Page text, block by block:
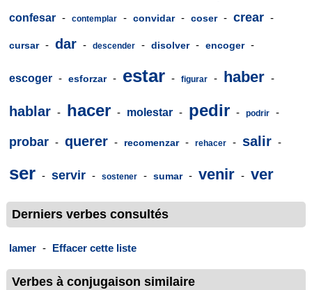
confesar - contemplar - convidar - coser - crear -
cursar - dar - descender - disolver - encoger -
escoger - esforzar - estar - figurar - haber -
hablar - hacer - molestar - pedir - podrir -
probar - querer - recomenzar - rehacer - salir -
ser - servir - sostener - sumar - venir - ver
Derniers verbes consultés
lamer - Effacer cette liste
Verbes à conjugaison similaire